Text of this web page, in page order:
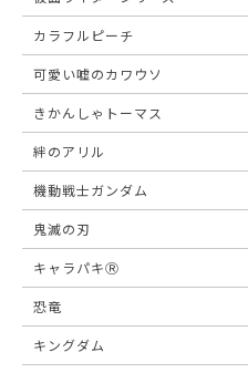
カラフルピーチ
可愛い嘘のカワウソ
きかんしゃトーマス
絆のアリル
機動戦士ガンダム
鬼滅の刃
キャラパキⓇ
恐竜
キングダム